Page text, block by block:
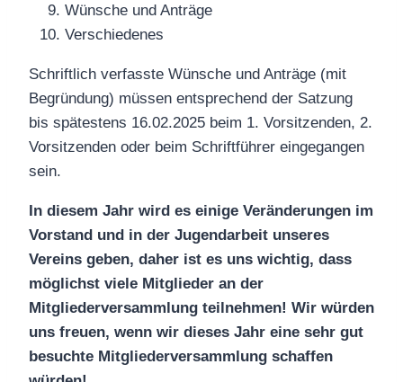
Wünsche und Anträge
Verschiedenes
Schriftlich verfasste Wünsche und Anträge (mit
Begründung) müssen entsprechend der Satzung
bis spätestens 16.02.2025 beim 1. Vorsitzenden, 2.
Vorsitzenden oder beim Schriftführer eingegangen
sein.
In diesem Jahr wird es einige Veränderungen im
Vorstand und in der Jugendarbeit unseres
Vereins geben, daher ist es uns wichtig, dass
möglichst viele Mitglieder an der
Mitgliederversammlung teilnehmen! Wir würden
uns freuen, wenn wir dieses Jahr eine sehr gut
besuchte Mitgliederversammlung schaffen